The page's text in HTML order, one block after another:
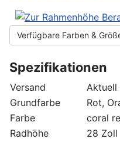
Verfügbare Farben &
Spezifikationen
Versand
Aktuell
Grundfarbe
Rot,
Farbe
coral
Radhöhe
28 Zoll